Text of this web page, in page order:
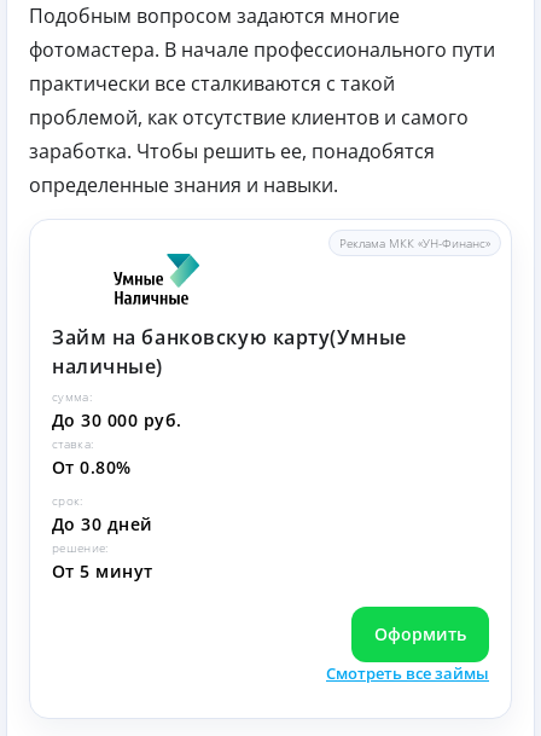
Подобным вопросом задаются многие
фотомастера. В начале профессионального пути
практически все сталкиваются с такой
проблемой, как отсутствие клиентов и самого
заработка. Чтобы решить ее, понадобятся
определенные знания и навыки.
Реклама МКК «УН-Финанс»
Займ на банковскую карту(Умные
наличные)
сумма:
До 30 000 руб.
ставка:
От 0.80%
срок:
До 30 дней
решение:
От 5 минут
Оформить
Смотреть все займы